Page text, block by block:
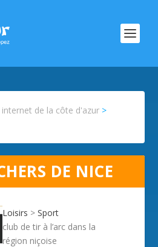
internet de la côte d'azur >
DE NICE
Loisirs >Sport
club de tir à l’arc dans la
région niçoise